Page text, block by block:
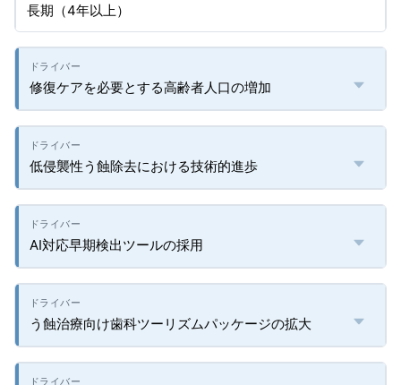
長期（4年以上）
修復ケアを必要とする高齢者人口の増加
低侵襲性う蝕除去における技術的進歩
AI対応早期検出ツールの採用
う蝕治療向け歯科ツーリズムパッケージの拡大